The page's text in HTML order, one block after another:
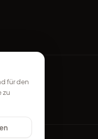
für den
zu